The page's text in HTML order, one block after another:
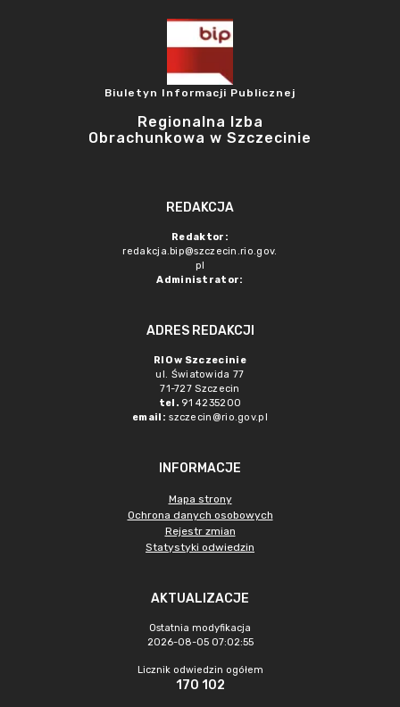
Biuletyn Informacji Publicznej
Regionalna Izba
Obrachunkowa w Szczecinie
REDAKCJA
Redaktor:
redakcja.bip@szczecin.rio.gov.
pl
Administrator:
ADRES REDAKCJI
RIO w Szczecinie
ul. Światowida 77
71-727 Szczecin
tel. 91 4235200
email: szczecin@rio.gov.pl
INFORMACJE
Mapa strony
Ochrona danych osobowych
Rejestr zmian
Statystyki odwiedzin
AKTUALIZACJE
Ostatnia modyfikacja
2026-08-05 07:02:55
Licznik odwiedzin ogółem
170 102